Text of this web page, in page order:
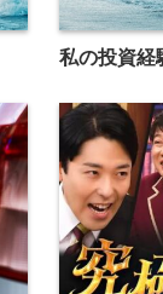
私の投資